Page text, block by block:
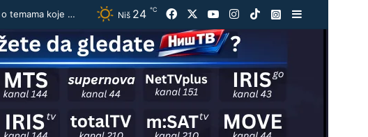
Vučić ugostio Zelenskog na večeri u Beogradu: „Otvorili smo razgovore o temama koje će biti u fokusu sastanaka“ Niš 24 ℃ Facebook YouTubeInstagram
TikTokInstagram